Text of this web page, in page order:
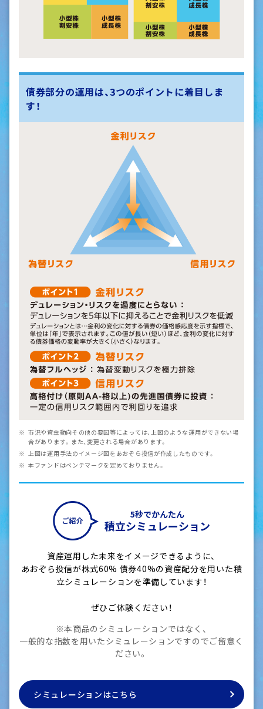
債券部分の運用は、3つのポイントに着目しま
す！
市況や資金動向その他の要因等によっては、上図のような運用ができない場
合があります。また、変更される場合があります。
上図は運用手法のイメージ図をあおぞら投信が作成したものです。
本ファンドはベンチマークを定めておりません。
5秒でかんたん
積立シミュレーション
資産運用した未来をイメージできるように、
あおぞら投信が株式60% 債券40%の資産配分を用いた積
立シミュレーションを準備しています！
ぜひご体験ください！
※本商品のシミュレーションではなく、
一般的な指数を用いたシミュレーションですのでご留意く
ださい。
シミュレーションはこちら